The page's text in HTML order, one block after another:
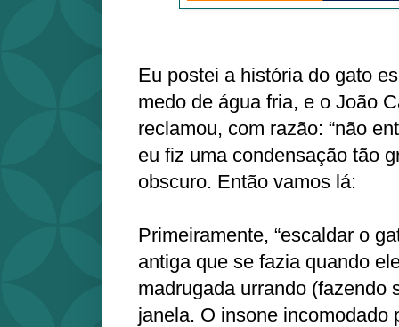
Eu postei a história do gato
medo de água fria, e o João
reclamou, com razão: “não
eu fiz uma condensação tão
obscuro. Então vamos lá:
Primeiramente, “escaldar o
antiga que se fazia quando
madrugada urrando (fazendo
janela. O insone incomodado